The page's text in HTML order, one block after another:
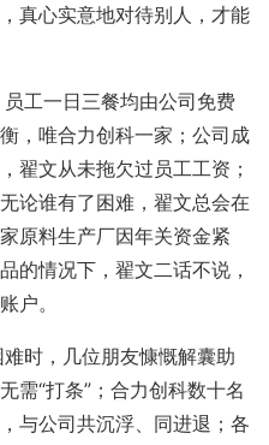
真心实意地对待别人，才能
工一日三餐均由公司免费
，唯合力创科一家；公司成
翟文从未拖欠过员工工资；
论谁有了困难，翟文总会在
原料生产厂因年关资金紧
的情况下，翟文二话不说，
户。
时，几位朋友慷慨解囊助
需“打条”；合力创科数十名
与公司共沉浮、同进退；各